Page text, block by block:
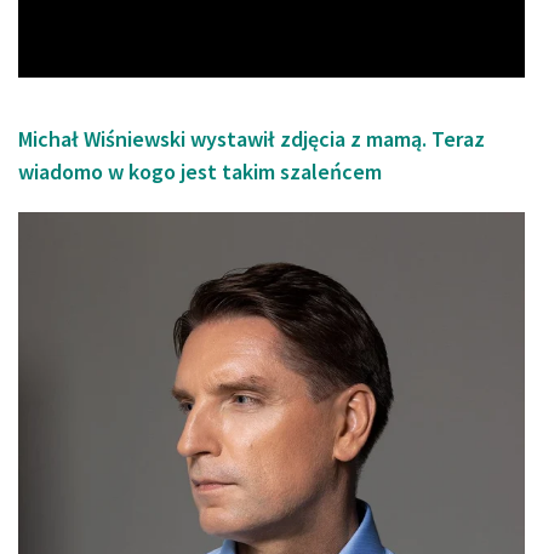
Michał Wiśniewski wystawił zdjęcia z mamą. Teraz
wiadomo w kogo jest takim szaleńcem